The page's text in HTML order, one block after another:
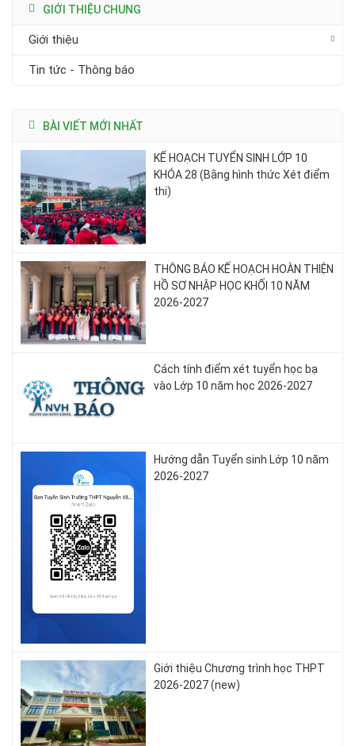
GIỚI THIỆU CHUNG
Giới thiệu
Tin tức - Thông báo
BÀI VIẾT MỚI NHẤT
KẾ HOẠCH TUYỂN SINH LỚP 10
KHÓA 28 (Bằng hình thức Xét điểm
thi)
THÔNG BÁO KẾ HOẠCH HOÀN THIỆN
HỒ SƠ NHẬP HỌC KHỐI 10 NĂM
2026-2027
Cách tính điểm xét tuyển học bạ
vào Lớp 10 năm học 2026-2027
Hướng dẫn Tuyển sinh Lớp 10 năm
2026-2027
Giới thiệu Chương trình học THPT
2026-2027 (new)